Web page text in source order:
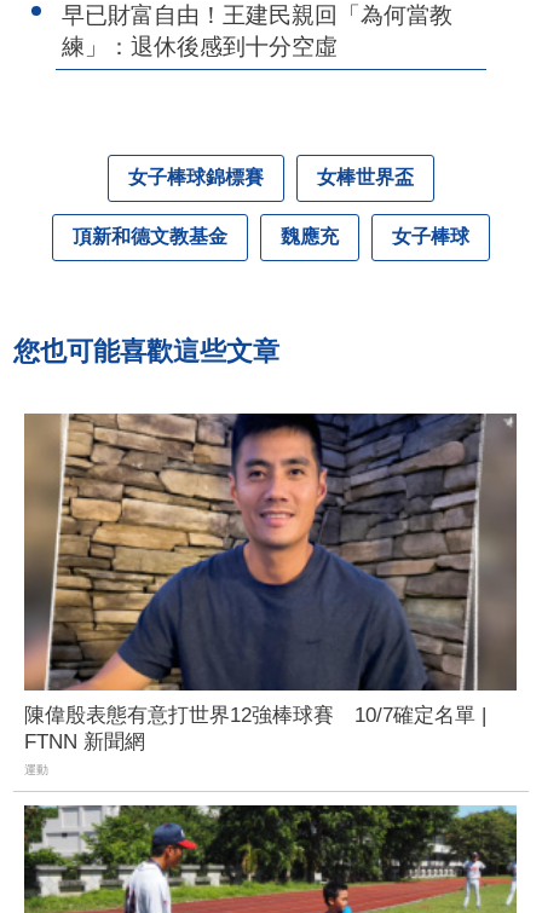
早已財富自由！王建民親回「為何當教
練」：退休後感到十分空虛
女子棒球錦標賽 女棒世界盃
頂新和德文教基金 魏應充 女子棒球
您也可能喜歡這些文章
陳偉殷表態有意打世界12強棒球賽 10/7確定名單 |
FTNN 新聞網
運動